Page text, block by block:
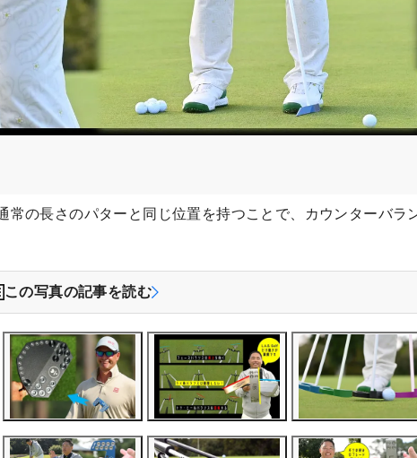
常の長さのパターと同じ位置を持つことで、カウンターバラ
この写真の記事を読む